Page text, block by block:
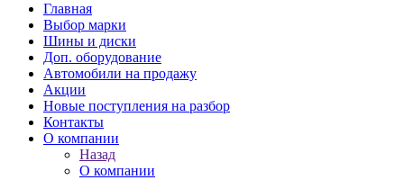
Главная
Выбор марки
Шины и диски
Доп. оборудование
Автомобили на продажу
Акции
Новые поступления на разбор
Контакты
О компании
Назад
О компании